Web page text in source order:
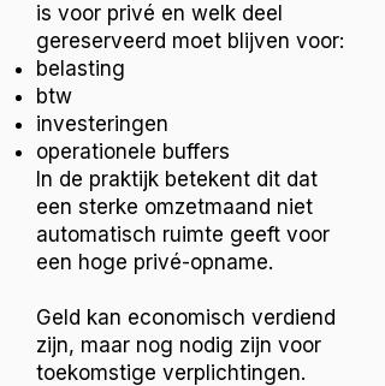
is voor privé en welk deel
gereserveerd moet blijven voor:
belasting
btw
investeringen
operationele buffers
In de praktijk betekent dit dat
een sterke omzetmaand niet
automatisch ruimte geeft voor
een hoge privé-opname.
Geld kan economisch verdiend
zijn, maar nog nodig zijn voor
toekomstige verplichtingen.